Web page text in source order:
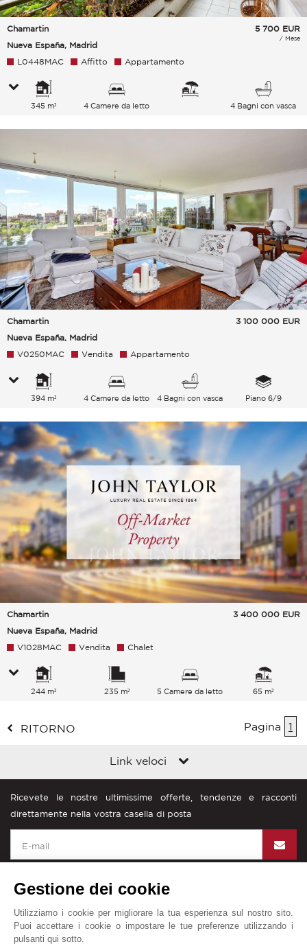
Chamartin
Nueva España, Madrid
5 700 EUR
/ Mese
L0448MAC Affitto Appartamento
345 m² 4 Camere da letto 4 Bagni con vasca
Chamartin
Nueva España, Madrid
3 100 000 EUR
V0250MAC Vendita Appartamento
394 m² 4 Camere da letto 4 Bagni con vasca Piano 6/9
Chamartin
Nueva España, Madrid
3 400 000 EUR
V1028MAC Vendita Chalet
244 m² 235 m² 5 Camere da letto 65 m²
RITORNO Pagina 1
Link veloci
Ricevete le nostre ultimissime offerte, tendenze e racconti
direttamente nella vostra casella di posta
John Taylor nel mondo
Gestione dei cookie
Utilizziamo i cookie per migliorare la tua esperienza sul nostro sito.
Puoi accettare i cookie o impostare le tue preferenze utilizzando i
pulsanti qui sotto.